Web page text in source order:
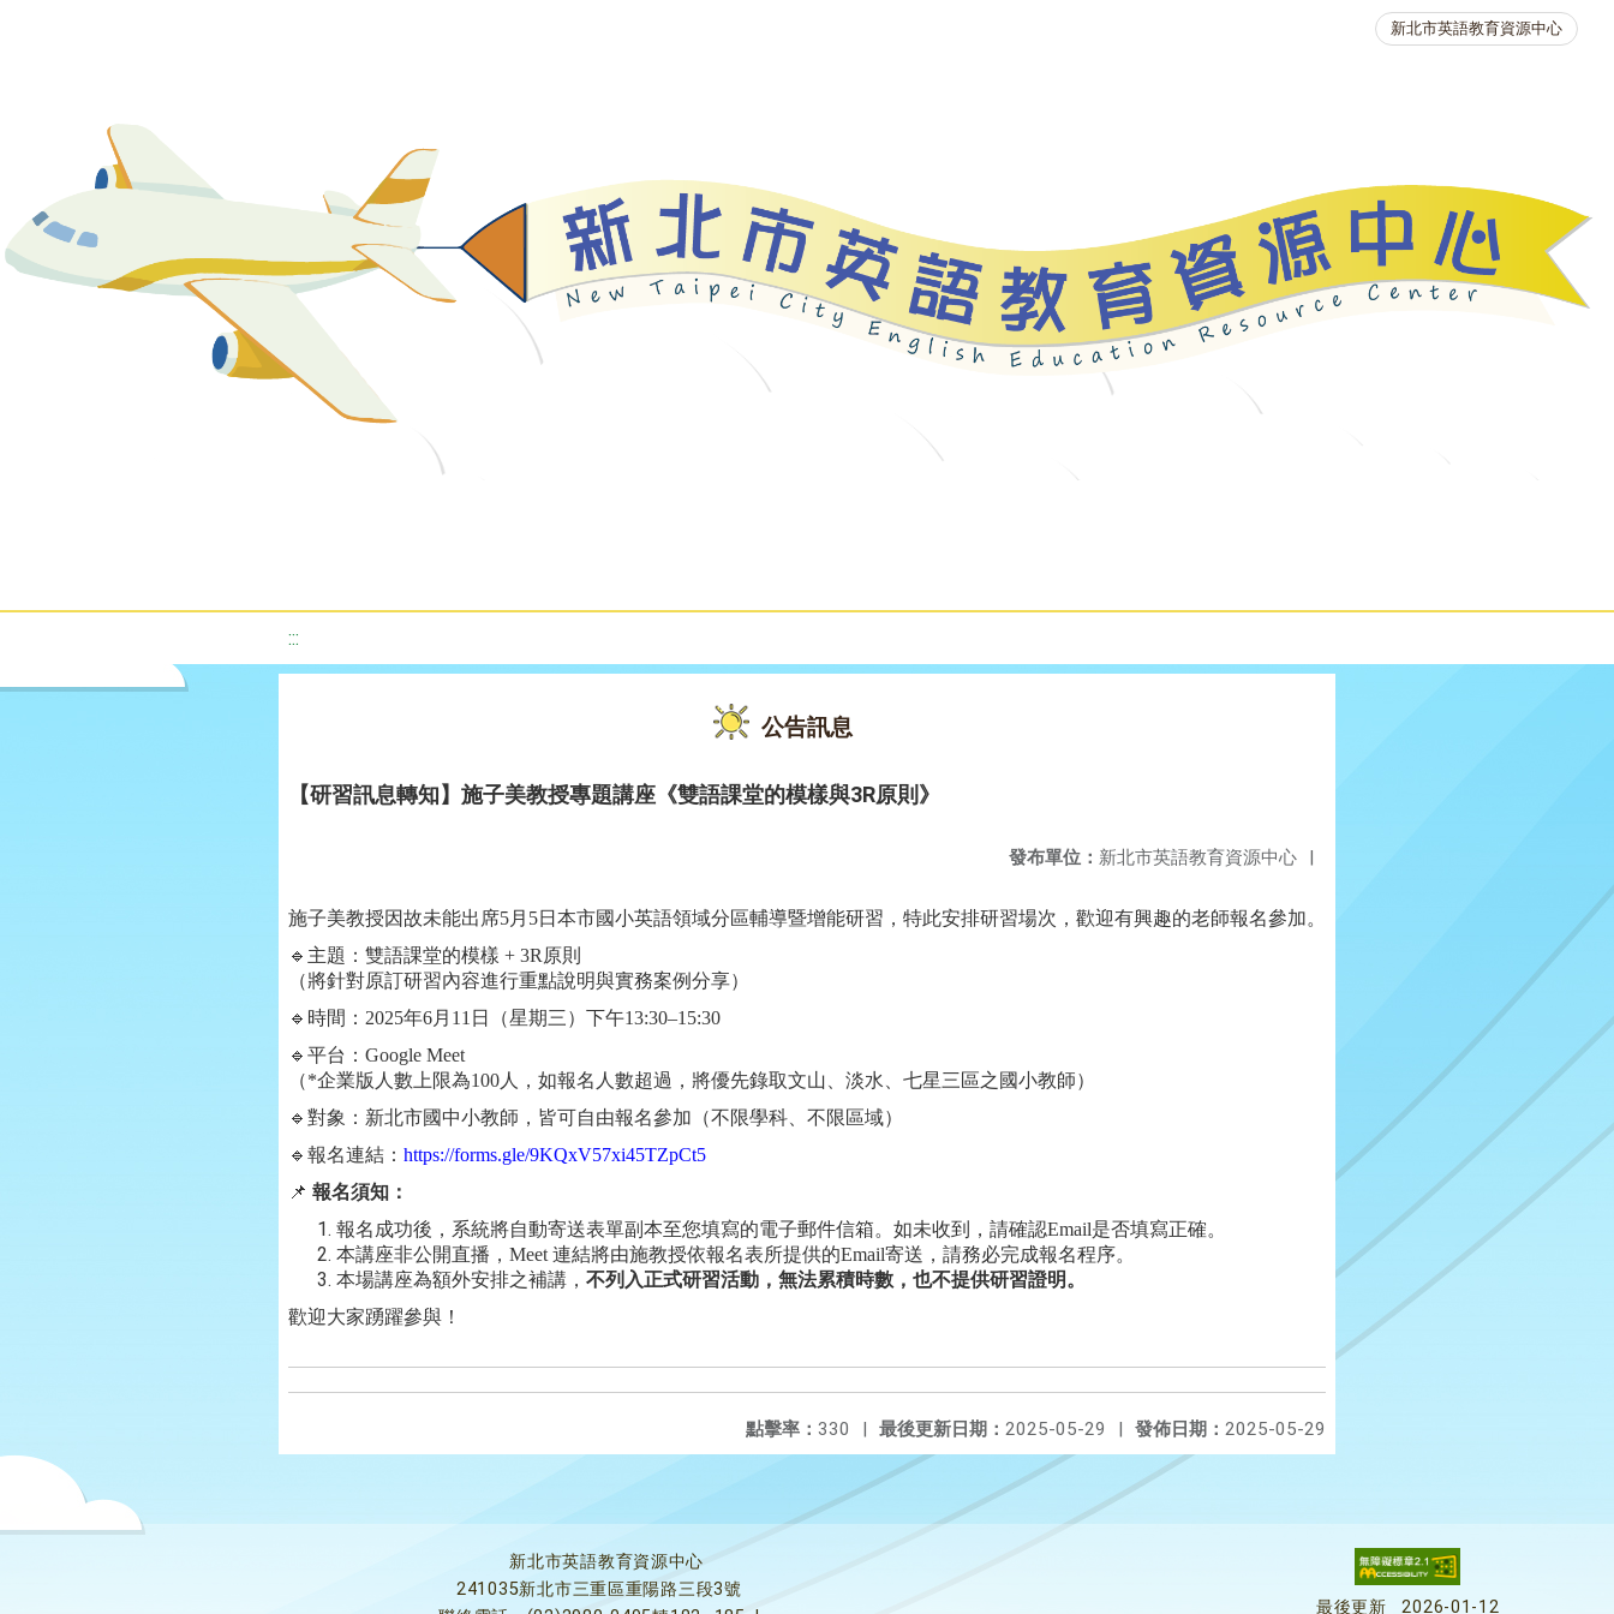
新北市英語教育資源中心
:::
公告訊息
【研習訊息轉知】施子美教授專題講座《雙語課堂的模樣與3R原則》
發布單位： 新北市英語教育資源中心 |
施子美教授因故未能出席5月 5日本市國小英語領域分區輔導暨增能研習，特此安排研習場次，歡迎有興趣的老師報名參加。
🔹 主題：雙語課堂的模樣 + 3R 原則
（將針對原訂研習內容進行重點說明與實務案例分享）
🔹 時間： 2025年6月 11 日（星期三）下午13:30–15:30
🔹 平台： Google Meet
（*企業版人數上限為100 人，如報名人數超過，將優先錄取文山、淡水、七星三區之國小教師）
🔹 對象：新北市國中小教師，皆可自由報名參加（不限學科、不限區域）
🔹 報名連結： https://forms.gle/9KQxV57xi45TZpCt5
📌 報名須知：
報名成功後，系統將自動寄送表單副本至您填寫的電子郵件信箱。如未收到，請確認Email是否填寫正確。
本講座非公開直播， Meet 連結將由施教授依報名表所提供的Email寄送，請務必完成報名程序。
本場講座為額外安排之補講， 不列入正式研習活動，無法累積時數，也不提供研習證明。
歡迎大家踴躍參與！
發佈日期： 2025-05-29
最後更新日期： 2025-05-29 |
點擊率： 330 |
新北市英語教育資源中心
241035新北市三重區重陽路三段3號
最後更新 2026-01-12